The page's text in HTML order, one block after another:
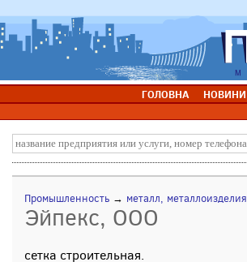
ГОЛОВНА НОВИНИ
Промышленность → металл, металлоизделия
Эйпекс, ООО
сетка строительная.